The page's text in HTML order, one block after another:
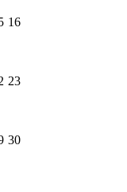
16
23
30